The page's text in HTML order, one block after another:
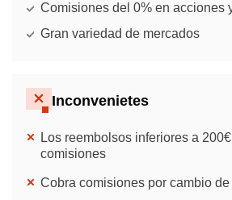
Comisiones del 0% en acciones
Gran variedad de mercados
Inconvenietes
Los reembolsos inferiores a
comisiones
Cobra comisiones por cambio